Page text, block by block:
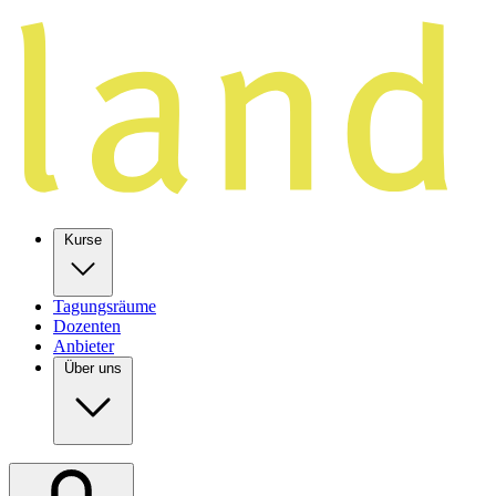
Kurse
Tagungsräume
Dozenten
Anbieter
Über uns